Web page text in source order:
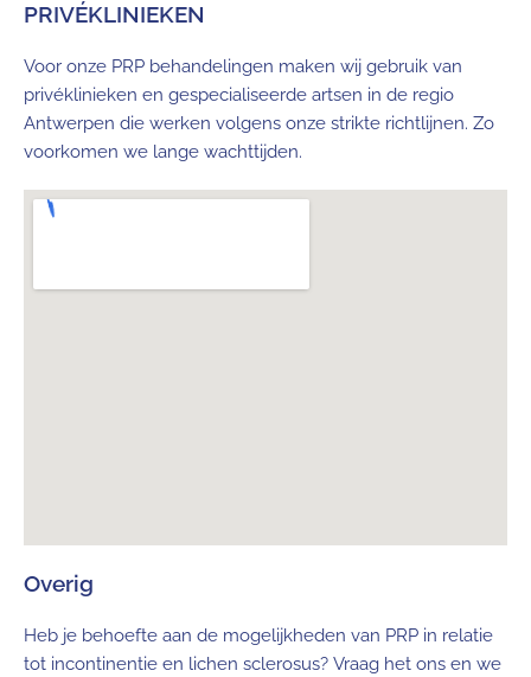
PRIVÉKLINIEKEN
Voor onze PRP behandelingen maken wij gebruik van
privéklinieken en gespecialiseerde artsen in de regio
Antwerpen die werken volgens onze strikte richtlijnen. Zo
voorkomen we lange wachttijden.
Overig
Heb je behoefte aan de mogelijkheden van PRP in relatie
tot incontinentie en lichen sclerosus? Vraag het ons en we